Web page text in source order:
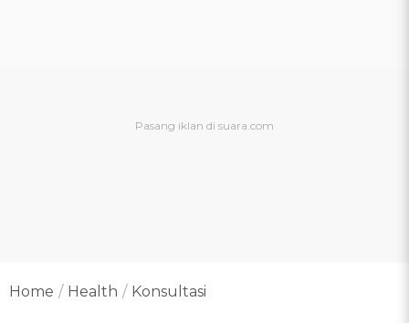
Home Health Konsultasi